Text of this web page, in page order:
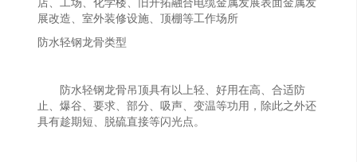
店、工场、化学楼、旧开拓融合电缆金属发展表面金属发
展改造、室外装修设施、顶棚等工作场所
防水轻钢龙骨类型
防水轻钢龙骨吊顶具有以上轻、好用在高、合适防
止、爆谷、要求、部分、吸声、变温等功用，除此之外还
具有趁期短、脱硫直接等闪光点。